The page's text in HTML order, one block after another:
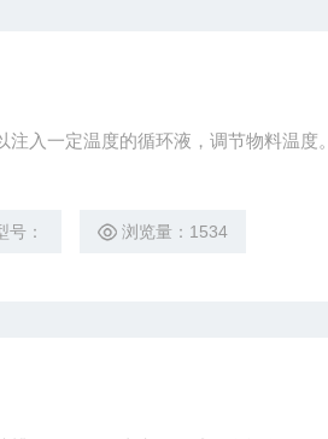
入一定温度的循环液，调节物料温度。
号： 浏览量：1534